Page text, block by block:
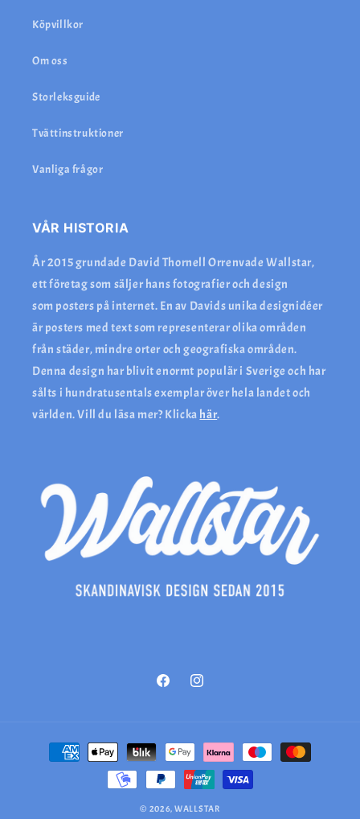
Köpvillkor
Om oss
Storleksguide
Tvättinstruktioner
Vanliga frågor
VÅR HISTORIA
År 2015 grundade David Thornell Orrenvade Wallstar,
ett företag som säljer hans fotografier och design
som posters på internet. En av Davids unika designidéer
är posters med text som representerar olika områden
från städer, mindre orter och geografiska områden.
Denna design har blivit enormt populär i Sverige och har
sålts i hundratusentals exemplar över hela landet och
världen. Vill du läsa mer? Klicka här.
FacebookInstagram
Betalningsmetoder
© 2026, WALLSTAR